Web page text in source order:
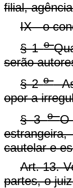
filial,
IX - o
§ 1o
serão
§ 2o-
opor a
§ 3oO
cautelar e
Art. 13.
partes, o